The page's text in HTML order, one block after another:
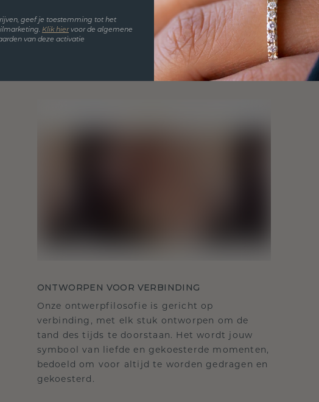
ONTWORPEN VOOR VERBINDING
Onze ontwerpfilosofie is gericht op
verbinding, met elk stuk ontworpen om de
tand des tijds te doorstaan. Het wordt jouw
symbool van liefde en gekoesterde momenten,
bedoeld om voor altijd te worden gedragen en
gekoesterd.
geef je toestemming tot het
Klik hiervoor de algemene
van deze activatie